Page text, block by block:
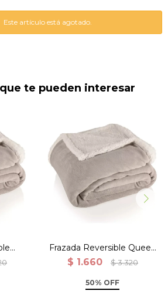
Este artículo está agotado.
te pueden interesar
y
Frazada reverisble polar y
corderito 200x220CM
microfibra 100% poliéster
color Gris.
Frazada Reversible Queen
Polar Corderito Microfibra
$ 1.660 $ 3.320
50% OFF